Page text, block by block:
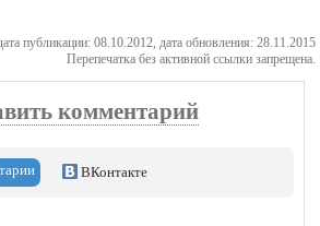
публикации: 08.10.2012, дата обновления: 28.11.2015
Перепечатка без активной ссылки запрещена.
комментарий
ВКонтакте